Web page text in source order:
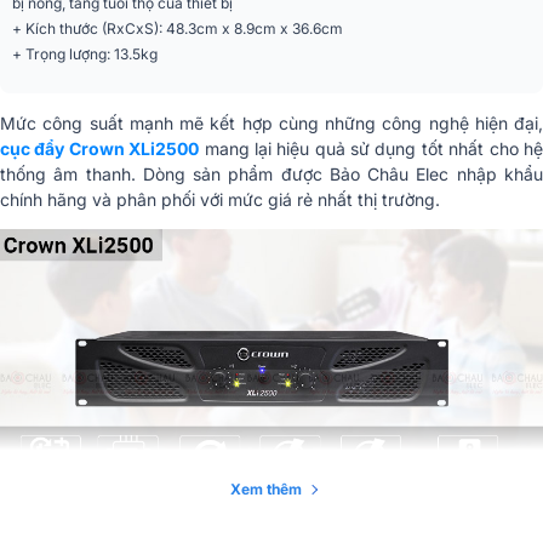
+ Kích thước (RxCxS): 48.3cm x 8.9cm x 36.6cm
+ Trọng lượng: 13.5kg
Mức công suất mạnh mẽ kết hợp cùng những công nghệ hiện đại,
cục đẩy Crown XLi2500 mang lại hiệu quả sử dụng tốt nhất cho hệ
thống âm thanh. Dòng sản phẩm được Bảo Châu Elec nhập khẩu
chính hãng và phân phối với mức giá rẻ nhất thị trường.
Xem thêm